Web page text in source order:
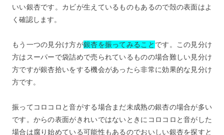
いい銀杏です。カビが生えているものもあるので殻の表面はよ
く確認します。
もう一つの見分け方が銀杏を振ってみること です。この見分け
方はスーパーで袋詰めで売られているものの場合難しい見分け
方ですが銀杏拾いをする機会があったら非常に効果的な見分け
方です。
振ってコロコロと音がする場合まだ未成熟の銀杏の場合が多い
です。からの表面がきれいではないときにコロコロと音がした
場合は腐り始めている可能性もあるのでおいしい銀杏を探すと